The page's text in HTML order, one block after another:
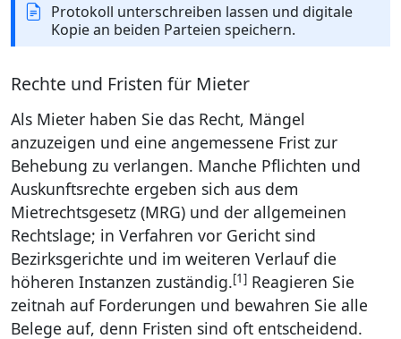
Protokoll unterschreiben lassen und digitale
Kopie an beiden Parteien speichern.
Rechte und Fristen für Mieter
Als Mieter haben Sie das Recht, Mängel
anzuzeigen und eine angemessene Frist zur
Behebung zu verlangen. Manche Pflichten und
Auskunftsrechte ergeben sich aus dem
Mietrechtsgesetz (MRG) und der allgemeinen
Rechtslage; in Verfahren vor Gericht sind
Bezirksgerichte und im weiteren Verlauf die
höheren Instanzen zuständig.[1] Reagieren Sie
zeitnah auf Forderungen und bewahren Sie alle
Belege auf, denn Fristen sind oft entscheidend.